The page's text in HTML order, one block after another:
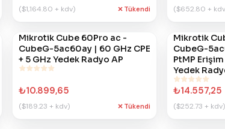
($1,164.80 + kdv) Tükendi ($652.80 +
#721
Mikrotik Cube 60Pro ac -
CubeG-5ac60ay | 60 GHz CPE
+ 5 GHz Yedek Radyo AP
₺10.899,65
($189.23 + kdv) Tükendi
#720
Mikrotik
CubeG-
PtMP
Yedek
₺14.557,25
($252.73 + kdv)